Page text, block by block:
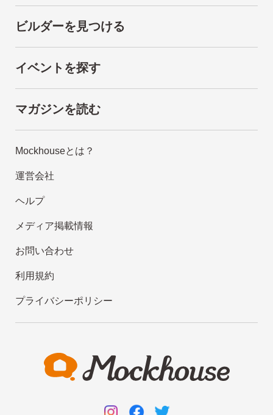
ビルダーを見つける
イベントを探す
マガジンを読む
Mockhouseとは？
運営会社
ヘルプ
メディア掲載情報
お問い合わせ
利用規約
プライバシーポリシー